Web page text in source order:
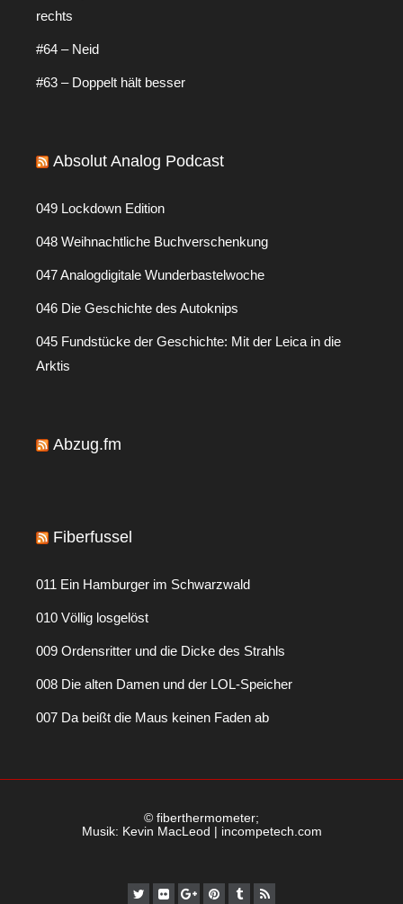
rechts
#64 – Neid
#63 – Doppelt hält besser
Absolut Analog Podcast
049 Lockdown Edition
048 Weihnachtliche Buchverschenkung
047 Analogdigitale Wunderbastelwoche
046 Die Geschichte des Autoknips
045 Fundstücke der Geschichte: Mit der Leica in die
Arktis
Abzug.fm
Fiberfussel
011 Ein Hamburger im Schwarzwald
010 Völlig losgelöst
009 Ordensritter und die Dicke des Strahls
008 Die alten Damen und der LOL-Speicher
007 Da beißt die Maus keinen Faden ab
© fiberthermometer;
Musik: Kevin MacLeod | incompetech.com